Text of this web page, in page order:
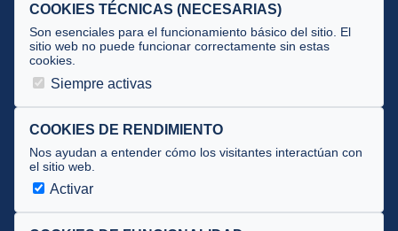
Tecnificación
JUECES Y OFICIALES
Documentos
Cursos
Circulares oficiales
Convocatorias y Equipaciones
COOKIES TÉCNICAS (NECESARIAS)
Son esenciales para el funcionamiento básico del sitio. El
sitio web no puede funcionar correctamente sin estas
cookies.
Siempre activas
COOKIES DE RENDIMIENTO
Nos ayudan a entender cómo los visitantes interactúan con
el sitio web.
Activar